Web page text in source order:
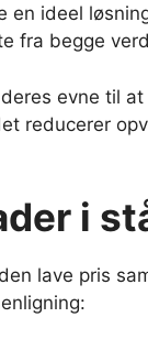
ideel
fra begge
evne til
reducerer
i
lave pris